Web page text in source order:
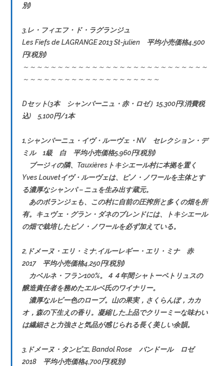
別)
3,レ・フィエフ・ド・ラグランジュ
Les Fiefs de LAGRANGE 2013 St-julien 平均小売価格4,500
円(税別)
～～～～～～～～～～～～～～～～～～～～～～～～～～～
～～～～～～～～～～～～～～～～～～～～
Dセット(3本 シャンパーニュ・赤・ロゼ）15,300円(消費税
込) 5,100円/1本
1,シャンパーニュ・イヴ・ルーヴェ・NV セレクション・デ
ミル 1級 白 平均小売価格5,960円(税別)
ブージィの隣、Tauxièresトキシエール村に本拠を置く
Yves Louvetイヴ・ルーヴェは、ピノ・ノワールを主体とす
る濃厚なシャンパ－ニュを生み出す蔵元。
あのボランジェも、この村に自前の圧搾所と多くの畑を所
有。キュヴェ・グラン・ダネのブレンドには、トキシエール
の畑で栽培したピノ・ノワールを必ず加えている。
2,ドメーヌ・エリ・ミナ,イルーレギー・エリ・ミナ 赤
2017 平均小売価格4,250円(税別)
カベルネ・フラン100%。４４年間シャトーペトリュスの
醸造責任者を務めたエルベ氏のワイナリー。
濃厚なルビー色のローブ。山の果実，さくらんぼ，カカ
オ，森の下生えの香り。凝縮した上品でクリーミーな味わい
は繊細さと力強さと気品が感じられる長く美しい余韻。
3,ドメーヌ・タンピエ, Bandol Rose バンドール ロゼ
2018 平均小売価格4,700円(税別)